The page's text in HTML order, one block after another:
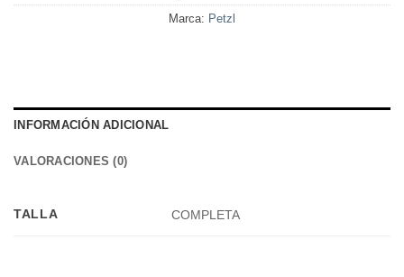
Marca: Petzl
INFORMACIÓN ADICIONAL
VALORACIONES (0)
TALLA COMPLETA